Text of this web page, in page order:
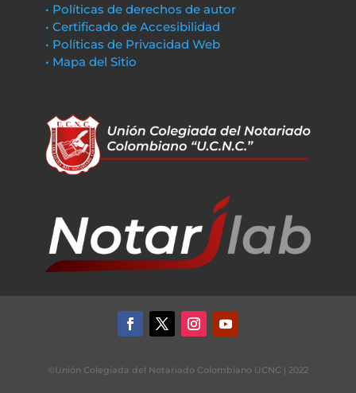
• Políticas de derechos de autor
• Certificado de Accesibilidad
• Políticas de Privacidad Web
• Mapa del Sitio
©Unión Colegiada del Notariado Colombiano UCNC | 2022